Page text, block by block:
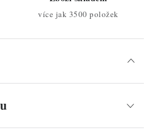
více jak 3500 položek